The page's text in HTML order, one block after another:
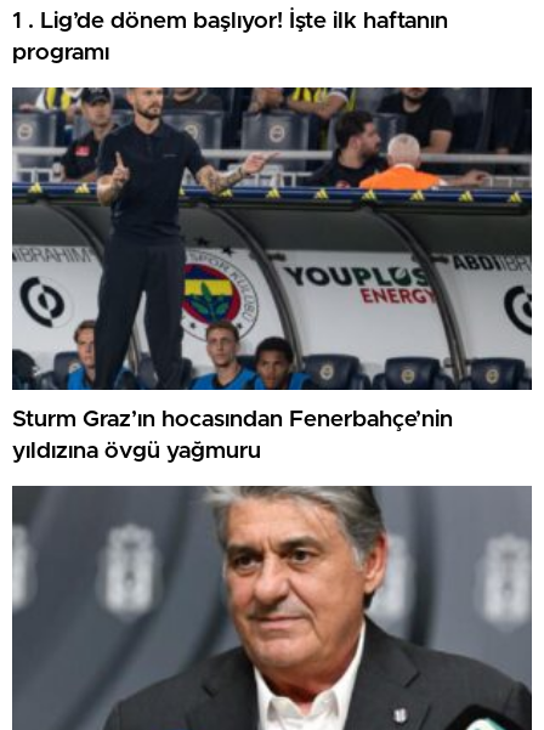
1 . Lig’de dönem başlıyor! İşte ilk haftanın
programı
Sturm Graz’ın hocasından Fenerbahçe’nin
yıldızına övgü yağmuru